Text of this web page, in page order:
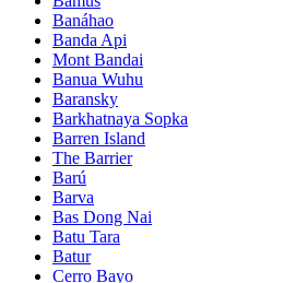
Banáhao
Banda Api
Mont Bandai
Banua Wuhu
Baransky
Barkhatnaya Sopka
Barren Island
The Barrier
Barú
Barva
Bas Dong Nai
Batu Tara
Batur
Cerro Bayo